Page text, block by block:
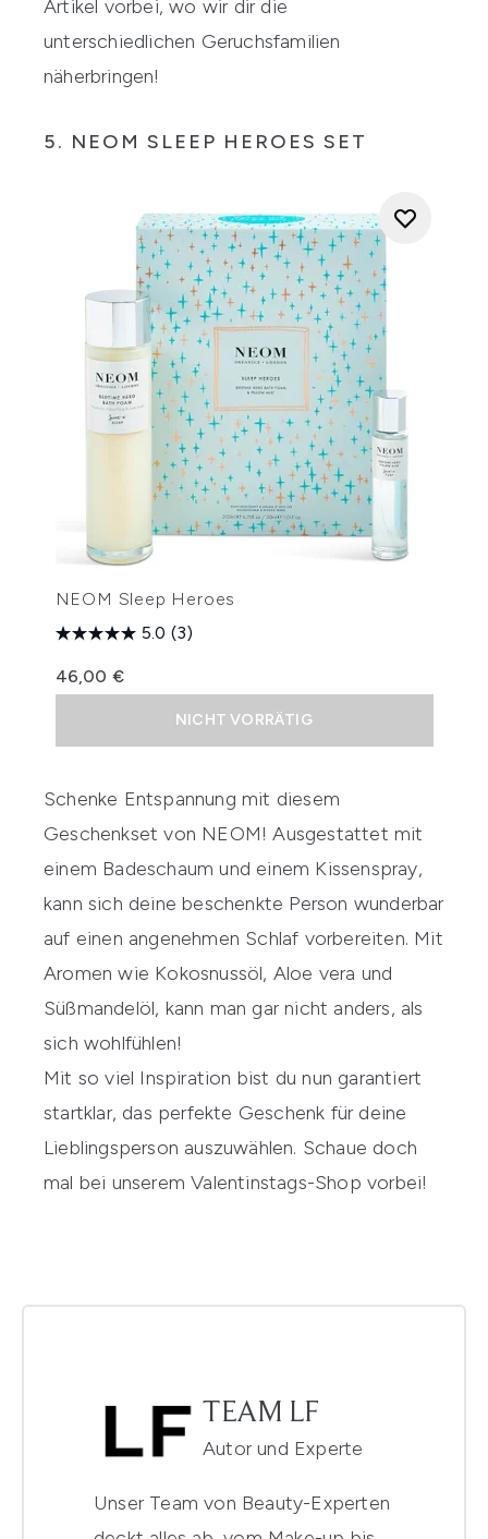
Artikel vorbei, wo wir dir die
unterschiedlichen Geruchsfamilien
näherbringen!
5. NEOM SLEEP HEROES SET
NEOM Sleep Heroes
5.0 (3)
46,00 €
NICHT VORRÄTIG
Schenke Entspannung mit diesem
Geschenkset von NEOM! Ausgestattet mit
einem Badeschaum und einem Kissenspray,
kann sich deine beschenkte Person wunderbar
auf einen angenehmen Schlaf vorbereiten. Mit
Aromen wie Kokosnussöl, Aloe vera und
Süßmandelöl, kann man gar nicht anders, als
sich wohlfühlen!
Mit so viel Inspiration bist du nun garantiert
startklar, das perfekte Geschenk für deine
Lieblingsperson auszuwählen. Schaue doch
mal bei unseremValentinstags-Shop vorbei!
TEAM LF
Autor und Experte
Unser Team von Beauty-Experten